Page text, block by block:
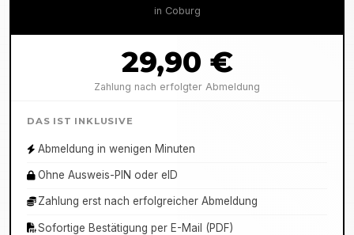
in Coburg
29,90 €
Zahlung nach erfolgter Abmeldung
DAS IST INKLUSIVE
Abmeldung in wenigen Minuten
Ohne Ausweis-PIN oder eID
Zahlung erst nach erfolgreicher Abmeldung
Sofortige Bestätigung per E-Mail (PDF)